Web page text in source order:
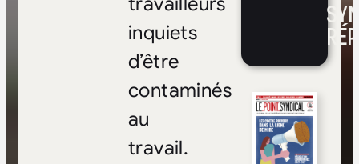
inquiets
d’être
contaminés
au
travail.